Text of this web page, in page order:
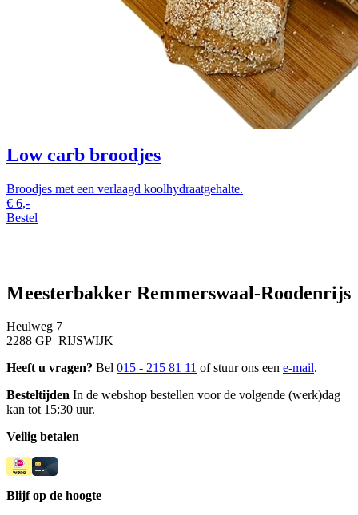
Low carb broodjes
Broodjes met een verlaagd koolhydraatgehalte.
€ 6,-
Bestel
Meesterbakker Remmerswaal-Roodenrijs
Heulweg 7
2288 GP RIJSWIJK
Heeft u vragen? Bel 015 - 215 81 11 of stuur ons een e-mail.
Besteltijden In de webshop bestellen voor de volgende (werk)dag
kan tot 15:30 uur.
Veilig betalen
Blijf op de hoogte